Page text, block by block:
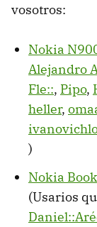
vosotros:
Nokia
Alejandro
Fle::, Pipo,
heller,
ivanovichlo
)
Nokia
(Usarios